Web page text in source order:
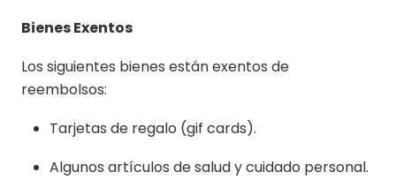
Bienes Exentos
Los siguientes bienes están exentos de
reembolsos:
Tarjetas de regalo (gif cards).
Algunos artículos de salud y cuidado personal.